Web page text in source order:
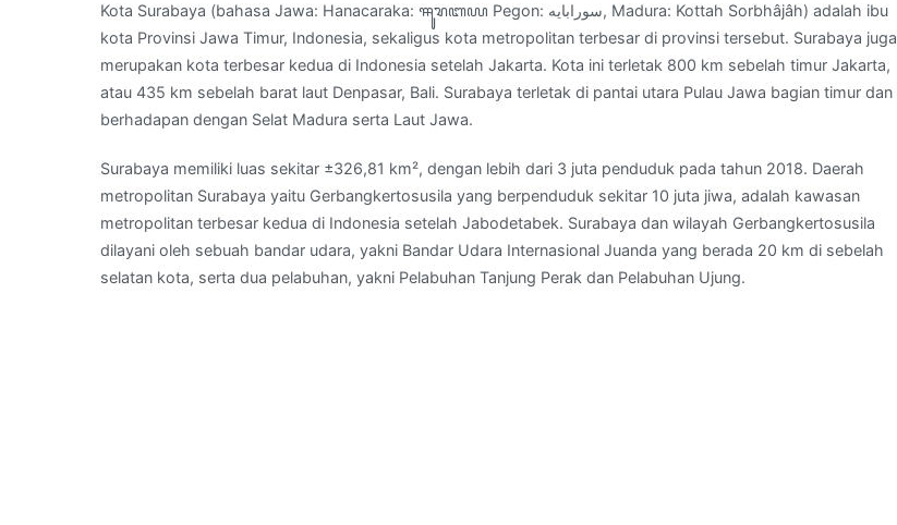
Pacitan
–
Telepon
:
0821
Kota Surabaya (bahasa Jawa: Hanacaraka: ꦯꦸꦫꦧꦪ Pegon: سورابايه, Madura: Kottah Sorbhâjâh) adalah ibu
kota Provinsi Jawa Timur, Indonesia, sekaligus kota metropolitan terbesar di provinsi tersebut. Surabaya juga
merupakan kota terbesar kedua di Indonesia setelah Jakarta. Kota ini terletak 800 km sebelah timur Jakarta,
atau 435 km sebelah barat laut Denpasar, Bali. Surabaya terletak di pantai utara Pulau Jawa bagian timur dan
berhadapan dengan Selat Madura serta Laut Jawa.
Surabaya memiliki luas sekitar ±326,81 km², dengan lebih dari 3 juta penduduk pada tahun 2018. Daerah
metropolitan Surabaya yaitu Gerbangkertosusila yang berpenduduk sekitar 10 juta jiwa, adalah kawasan
metropolitan terbesar kedua di Indonesia setelah Jabodetabek. Surabaya dan wilayah Gerbangkertosusila
dilayani oleh sebuah bandar udara, yakni Bandar Udara Internasional Juanda yang berada 20 km di sebelah
selatan kota, serta dua pelabuhan, yakni Pelabuhan Tanjung Perak dan Pelabuhan Ujung.